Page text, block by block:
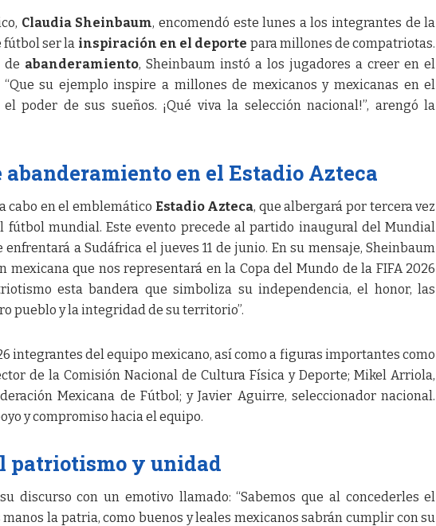
Claudia Sheinbaum, encomendó este lunes a los integrantes de la
fútbol ser la inspiración en el deporte para millones de compatriotas.
de abanderamiento, Sheinbaum instó a los jugadores a creer en el
“Que su ejemplo inspire a millones de mexicanos y mexicanas en el
poder de sus sueños. ¡Qué viva la selección nacional!”, arengó la
abanderamiento en el Estadio Azteca
cabo en el emblemático Estadio Azteca, que albergará por tercera vez
fútbol mundial. Este evento precede al partido inaugural del Mundial
enfrentará a Sudáfrica el jueves 11 de junio. En su mensaje, Sheinbaum
mexicana que nos representará en la Copa del Mundo de la FIFA 2026
esta bandera que simboliza su independencia, el honor, las
pueblo y la integridad de su territorio”.
integrantes del equipo mexicano, así como a figuras importantes como
de la Comisión Nacional de Cultura Física y Deporte; Mikel Arriola,
Mexicana de Fútbol; y Javier Aguirre, seleccionador nacional.
y compromiso hacia el equipo.
patriotismo y unidad
discurso con un emotivo llamado: “Sabemos que al concederles el
la patria, como buenos y leales mexicanos sabrán cumplir con su